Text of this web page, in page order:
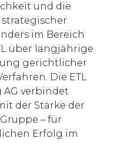
und die
im Bereich
über langjährige
gerichtlicher
Die ETL
verbindet
der Stärke der
– für
Erfolg im